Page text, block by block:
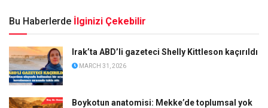
Bu Haberlerde İlginizi Çekebilir
Irak’ta ABD’li gazeteci Shelly Kittleson kaçırıldı
MARCH 31, 2026
Boykotun anatomisi: Mekke’de toplumsal yok